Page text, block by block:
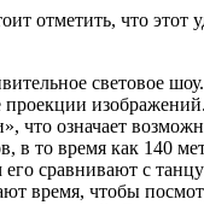
что этот
световое
проекции изображений.
означает
то время как 140
сравнивают с
время, чтобы